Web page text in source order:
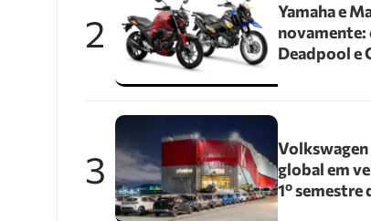
2
Yamaha e
novamente:
Deadpool e
3
global em
1º semestre